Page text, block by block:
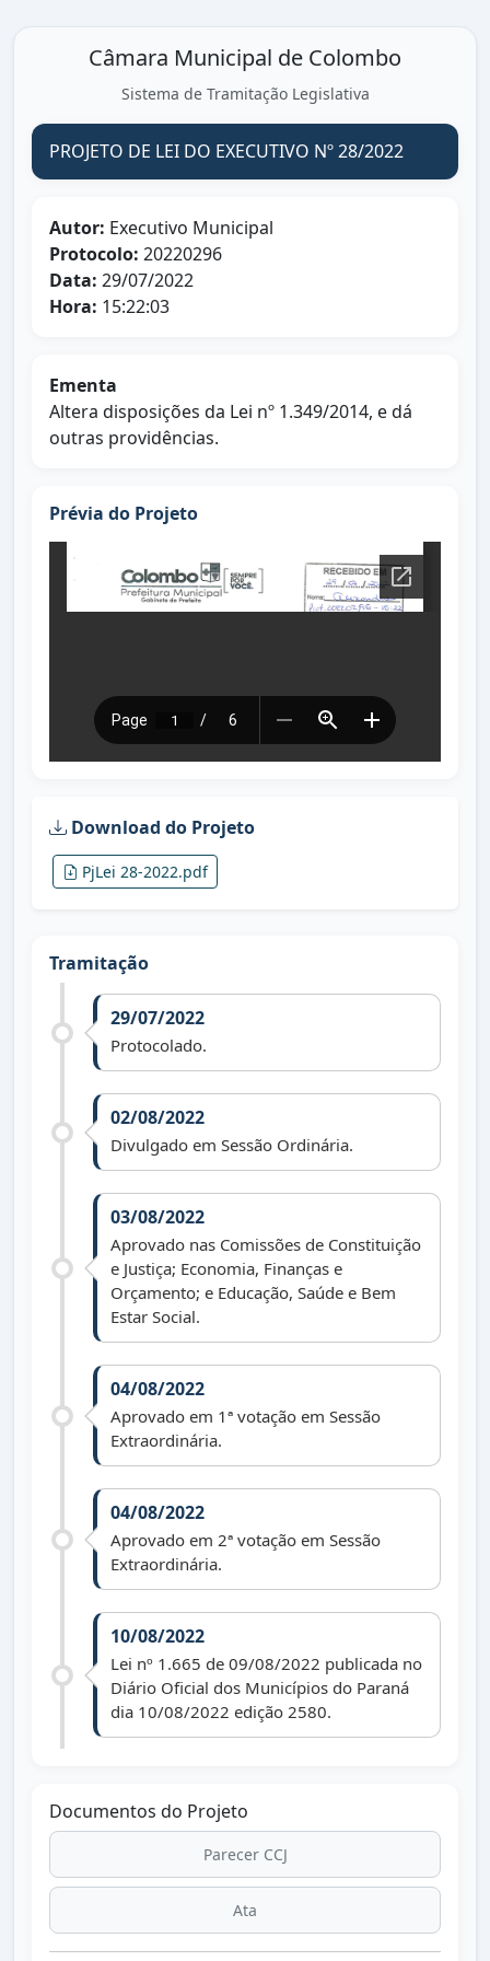
Câmara Municipal de Colombo
Sistema de Tramitação Legislativa
PROJETO DE LEI DO EXECUTIVO Nº 28/2022
Autor: Executivo Municipal
Protocolo: 20220296
Data: 29/07/2022
Hora: 15:22:03
Ementa
Altera disposições da Lei nº 1.349/2014, e dá
outras providências.
Prévia do Projeto
Download do Projeto
PjLei 28-2022.pdf
Tramitação
29/07/2022
Protocolado.
02/08/2022
Divulgado em Sessão Ordinária.
03/08/2022
Aprovado nas Comissões de Constituição
e Justiça; Economia, Finanças e
Orçamento; e Educação, Saúde e Bem
Estar Social.
04/08/2022
Aprovado em 1ª votação em Sessão
Extraordinária.
04/08/2022
Aprovado em 2ª votação em Sessão
Extraordinária.
10/08/2022
Lei nº 1.665 de 09/08/2022 publicada no
Diário Oficial dos Municípios do Paraná
dia 10/08/2022 edição 2580.
Documentos do Projeto
Parecer CCJ
Ata